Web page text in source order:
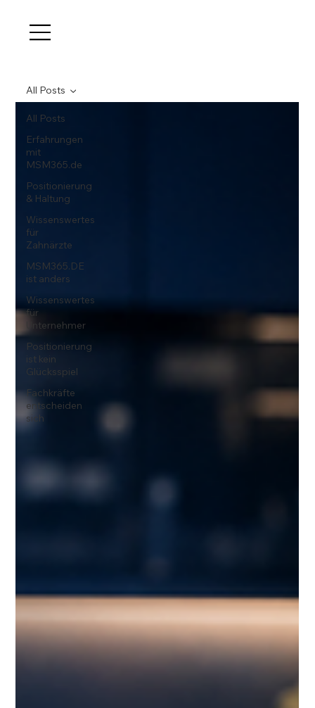
All Posts
Erfahrungen
mit
MSM365.de
Positionierung
& Haltung
Wissenswertes
für
Zahnärzte
MSM365.DE
ist anders
Wissenswertes
für
Unternehmer
Positionierung
ist kein
Glücksspiel
Fachkräfte
entscheiden
sich
All Posts